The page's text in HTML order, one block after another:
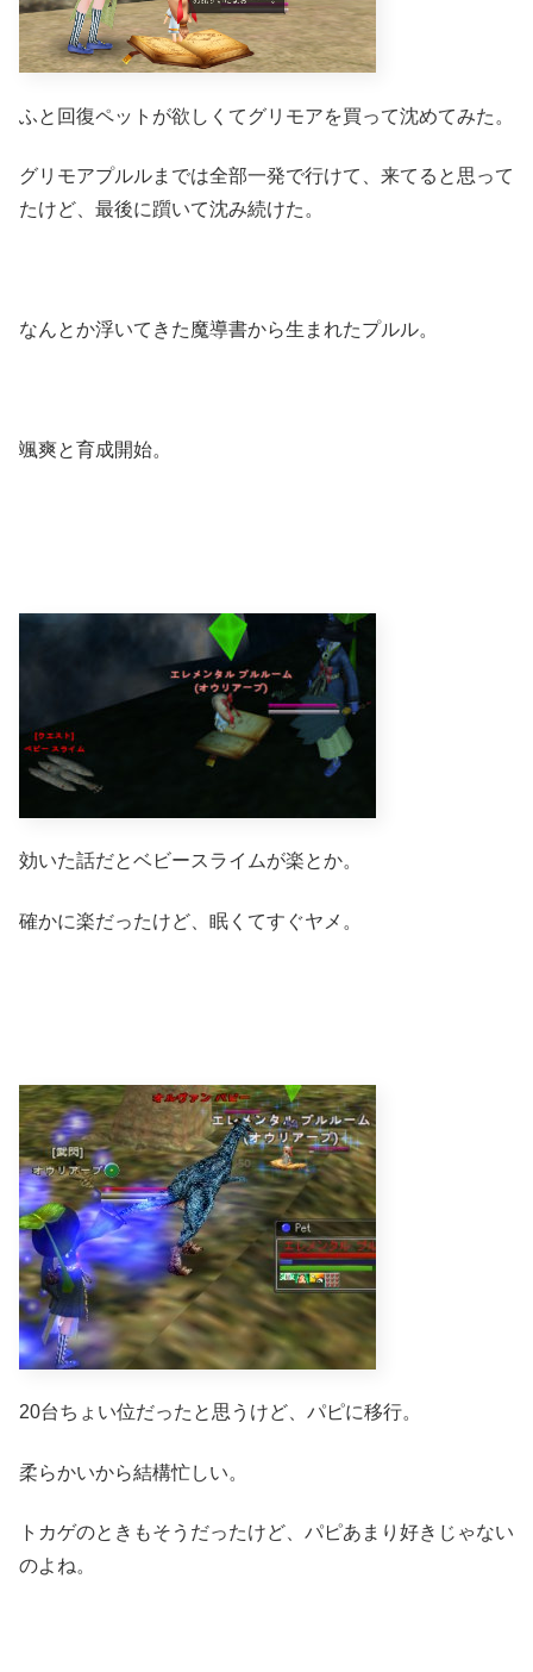
ふと回復ペットが欲しくてグリモアを買って沈めてみた。
グリモアプルルまでは全部一発で行けて、来てると思って
たけど、最後に躓いて沈み続けた。
なんとか浮いてきた魔導書から生まれたプルル。
颯爽と育成開始。
効いた話だとベビースライムが楽とか。
確かに楽だったけど、眠くてすぐヤメ。
20台ちょい位だったと思うけど、パピに移行。
柔らかいから結構忙しい。
トカゲのときもそうだったけど、パピあまり好きじゃない
のよね。